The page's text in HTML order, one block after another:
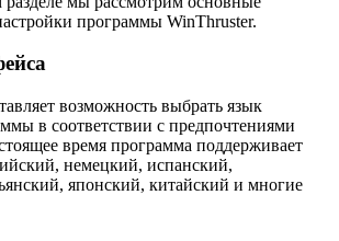
программы WinThruster.
возможность выбрать язык
в соответствии с предпочтениями
время программа поддерживает
немецкий, испанский,
японский, китайский и многие